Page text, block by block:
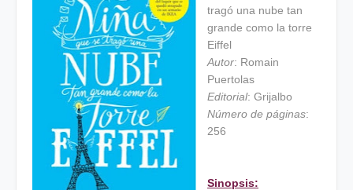
tragó una nube tan
grande como la torre
Eiffel
Autor: Romain
Puertolas
Editorial: Grijalbo
Número de páginas:
256
Sinopsis: